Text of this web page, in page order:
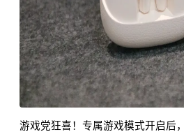
游戏党狂喜！专属游戏模式开启后